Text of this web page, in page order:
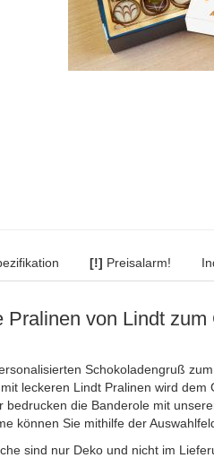
[!] Preisalarm!
Pralinen von Lindt zum
Schokoladengruß
leckeren Lindt Pralinen wird dem
bedrucken die Banderole mit
können Sie mithilfe der
sind nur Deko und nicht im